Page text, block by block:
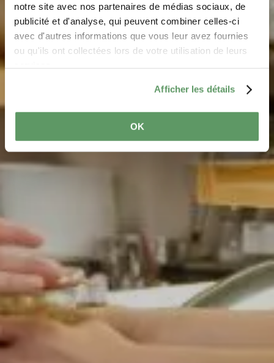
notre site avec nos partenaires de médias sociaux, de
publicité et d'analyse, qui peuvent combiner celles-ci
avec d'autres informations que vous leur avez fournies
ou qu'ils ont collectées lors de votre utilisation de leurs
Afficher les détails
OK
Regionale Producten